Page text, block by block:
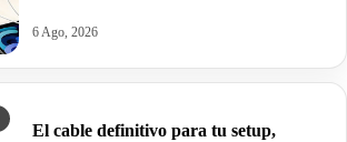
6 Ago, 2026
El cable definitivo para tu setup,